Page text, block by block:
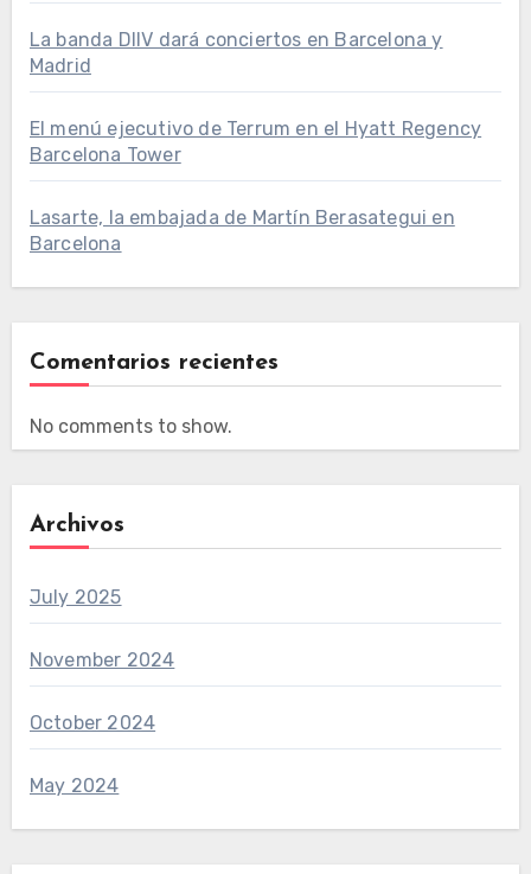
La banda DIIV dará conciertos en Barcelona y
Madrid
El menú ejecutivo de Terrum en el Hyatt Regency
Barcelona Tower
Lasarte, la embajada de Martín Berasategui en
Barcelona
Comentarios recientes
No comments to show.
Archivos
July 2025
November 2024
October 2024
May 2024